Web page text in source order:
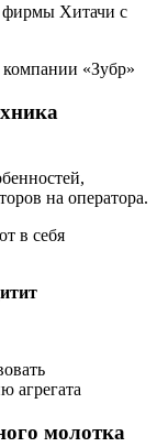
фирмы Хитачи с
«Зубр»
на оператора.
в себя
агрегата
молотка